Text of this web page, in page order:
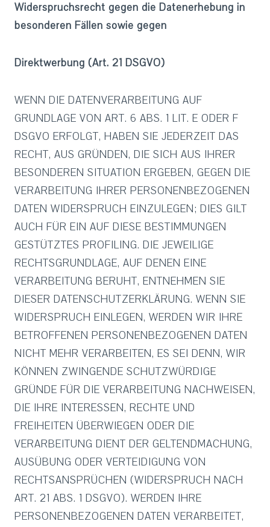
Widerspruchsrecht gegen die Datenerhebung in
besonderen Fällen sowie gegen
Direktwerbung (Art. 21 DSGVO)
WENN DIE DATENVERARBEITUNG AUF
GRUNDLAGE VON ART. 6 ABS. 1 LIT. E ODER F
DSGVO ERFOLGT, HABEN SIE JEDERZEIT DAS
RECHT, AUS GRÜNDEN, DIE SICH AUS IHRER
BESONDEREN SITUATION ERGEBEN, GEGEN DIE
VERARBEITUNG IHRER PERSONENBEZOGENEN
DATEN WIDERSPRUCH EINZULEGEN; DIES GILT
AUCH FÜR EIN AUF DIESE BESTIMMUNGEN
GESTÜTZTES PROFILING. DIE JEWEILIGE
RECHTSGRUNDLAGE, AUF DENEN EINE
VERARBEITUNG BERUHT, ENTNEHMEN SIE
DIESER DATENSCHUTZERKLÄRUNG. WENN SIE
WIDERSPRUCH EINLEGEN, WERDEN WIR IHRE
BETROFFENEN PERSONENBEZOGENEN DATEN
NICHT MEHR VERARBEITEN, ES SEI DENN, WIR
KÖNNEN ZWINGENDE SCHUTZWÜRDIGE
GRÜNDE FÜR DIE VERARBEITUNG NACHWEISEN,
DIE IHRE INTERESSEN, RECHTE UND
FREIHEITEN ÜBERWIEGEN ODER DIE
VERARBEITUNG DIENT DER GELTENDMACHUNG,
AUSÜBUNG ODER VERTEIDIGUNG VON
RECHTSANSPRÜCHEN (WIDERSPRUCH NACH
ART. 21 ABS. 1 DSGVO). WERDEN IHRE
PERSONENBEZOGENEN DATEN VERARBEITET,